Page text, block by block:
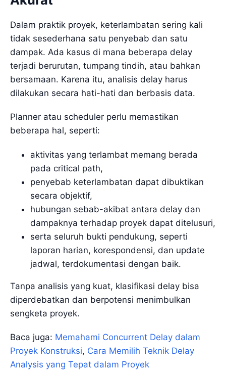
Dalam praktik proyek, keterlambatan sering kali
tidak sesederhana satu penyebab dan satu
dampak. Ada kasus di mana beberapa delay
terjadi berurutan, tumpang tindih, atau bahkan
bersamaan. Karena itu, analisis delay harus
dilakukan secara hati-hati dan berbasis data.
Planner atau scheduler perlu memastikan
beberapa hal, seperti:
aktivitas yang terlambat memang berada
pada critical path,
penyebab keterlambatan dapat dibuktikan
secara objektif,
hubungan sebab-akibat antara delay dan
dampaknya terhadap proyek dapat ditelusuri,
serta seluruh bukti pendukung, seperti
laporan harian, korespondensi, dan update
jadwal, terdokumentasi dengan baik.
Tanpa analisis yang kuat, klasifikasi delay bisa
diperdebatkan dan berpotensi menimbulkan
sengketa proyek.
Baca juga: Memahami Concurrent Delay dalam
Proyek Konstruksi, Cara Memilih Teknik Delay
Analysis yang Tepat dalam Proyek